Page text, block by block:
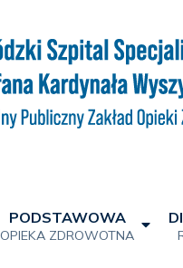
PODSTAWOWA
OPIEKA ZDROWOTNA